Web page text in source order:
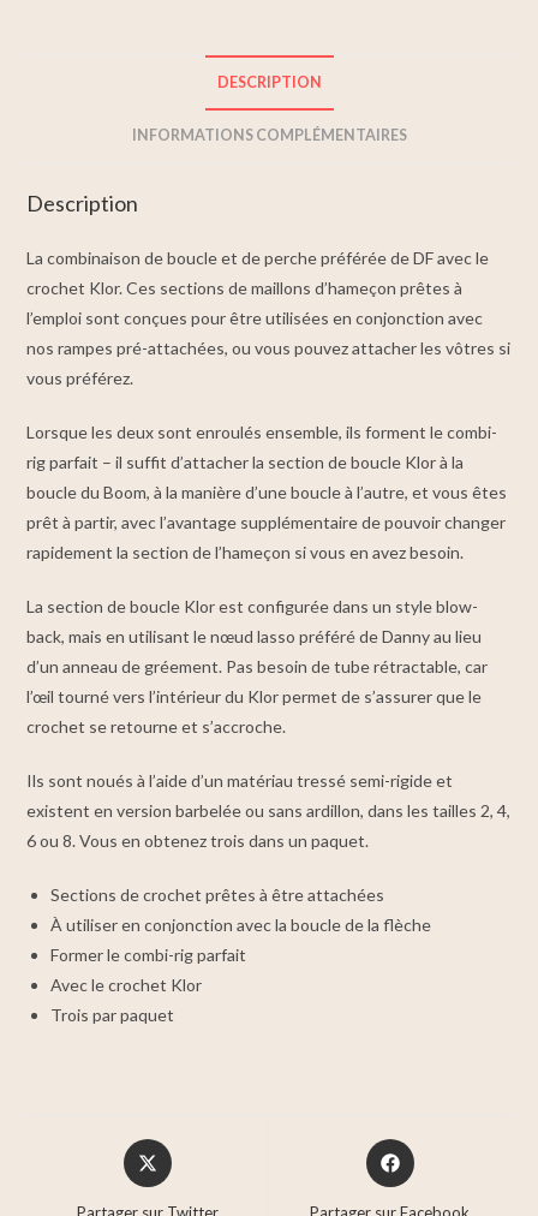
DESCRIPTION
INFORMATIONS COMPLÉMENTAIRES
Description
La combinaison de boucle et de perche préférée de DF avec le
crochet Klor. Ces sections de maillons d’hameçon prêtes à
l’emploi sont conçues pour être utilisées en conjonction avec
nos rampes pré-attachées, ou vous pouvez attacher les vôtres si
vous préférez.
Lorsque les deux sont enroulés ensemble, ils forment le combi-
rig parfait – il suffit d’attacher la section de boucle Klor à la
boucle du Boom, à la manière d’une boucle à l’autre, et vous êtes
prêt à partir, avec l’avantage supplémentaire de pouvoir changer
rapidement la section de l’hameçon si vous en avez besoin.
La section de boucle Klor est configurée dans un style blow-
back, mais en utilisant le nœud lasso préféré de Danny au lieu
d’un anneau de gréement. Pas besoin de tube rétractable, car
l’œil tourné vers l’intérieur du Klor permet de s’assurer que le
crochet se retourne et s’accroche.
Ils sont noués à l’aide d’un matériau tressé semi-rigide et
existent en version barbelée ou sans ardillon, dans les tailles 2, 4,
6 ou 8. Vous en obtenez trois dans un paquet.
Sections de crochet prêtes à être attachées
À utiliser en conjonction avec la boucle de la flèche
Former le combi-rig parfait
Avec le crochet Klor
Trois par paquet